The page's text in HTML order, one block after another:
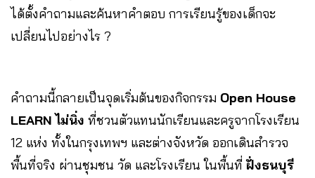
ได้ตั้งคำถามและค้นหาคำตอบ การเรียนรู้ของเด็กจะ
เปลี่ยนไปอย่างไร ?
คำถามนี้กลายเป็นจุดเริ่มต้นของกิจกรรม Open House
LEARN ไม่นิ่ง ที่ชวนตัวแทนนักเรียนและครูจากโรงเรียน
12 แห่ง ทั้งในกรุงเทพฯ และต่างจังหวัด ออกเดินสำรวจ
พื้นที่จริง ผ่านชุมชน วัด และโรงเรียน ในพื้นที่ฝั่งธนบุรี